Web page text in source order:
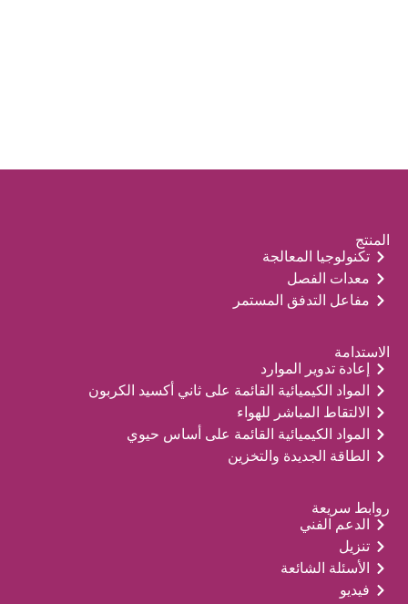
المنتج
تكنولوجيا المعالجة
معدات الفصل
مفاعل التدفق المستمر
الاستدامة
إعادة تدوير الموارد
المواد الكيميائية القائمة على ثاني أكسيد الكربون
الالتقاط المباشر للهواء
المواد الكيميائية القائمة على أساس حيوي
الطاقة الجديدة والتخزين
روابط سريعة
الدعم الفني
تنزيل
الأسئلة الشائعة
فيديو